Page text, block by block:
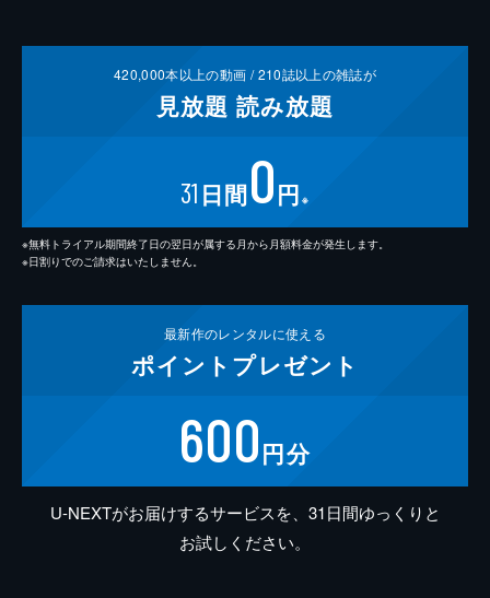
420,000本以上の動画 /210誌以上の雑誌が
見放題 読み放題
31 日間0円 ※
※無料トライアル期間終了日の翌日が属する月から月額料金が発生します。
※日割りでのご請求はいたしません。
最新作のレンタルに使える
ポイント プレゼント
600円分
U-NEXTがお届けするサービスを、31日間ゆっくりと
お試しください。